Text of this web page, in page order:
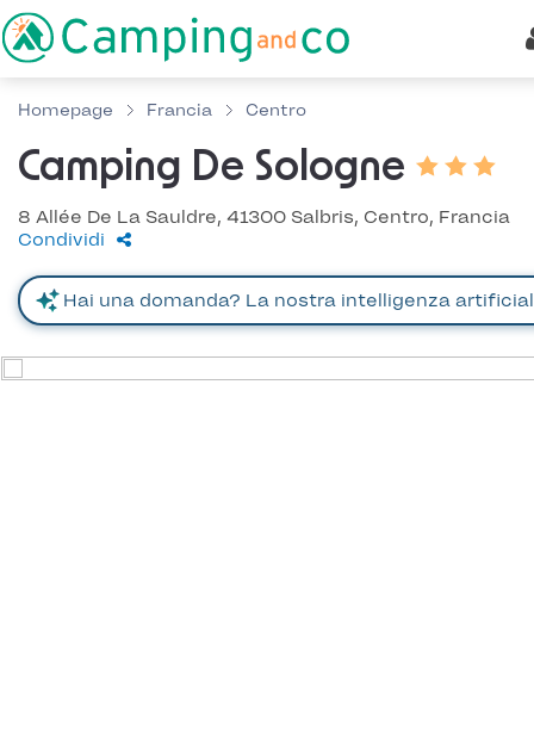
Homepage Francia Centro
Camping De Sologne
8 Allée De La Sauldre, 41300 Salbris, Centro, Francia
Condividi